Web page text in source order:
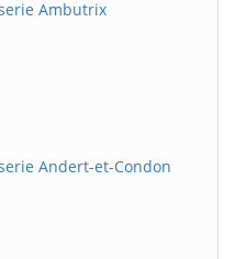
Ambutrix
Andert-et-Condon